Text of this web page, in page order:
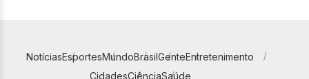
NotíciasEsportesMundoBrasilGenteEntretenimento
CidadesCiênciaSaúde